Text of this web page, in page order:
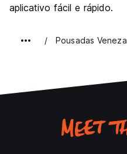
aplicativo fácil e rápido.
Pousadas Veneza